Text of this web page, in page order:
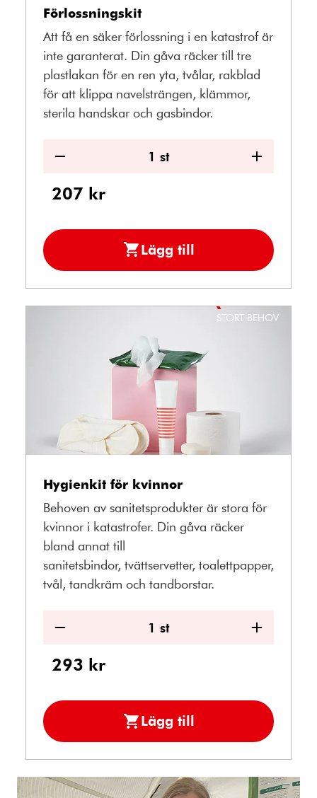
Förlossningskit
Att få en säker förlossning i en katastrof är
inte garanterat. Din gåva räcker till tre
plastlakan för en ren yta, tvålar, rakblad
för att klippa navelsträngen, klämmor,
sterila handskar och gasbindor.
1 st
Öka
207 kr
Lägg till
Förlossningskit
i
kundvagn.
STORT BEHOV
Hygienkit för kvinnor
Behoven av sanitetsprodukter är stora för
kvinnor i katastrofer. Din gåva räcker
bland annat till
sanitetsbindor, tvättservetter, toalettpapper,
tvål, tandkräm och tandborstar.
1 st
Öka
293 kr
Lägg till
Hygienkit
för
kvinnor
i